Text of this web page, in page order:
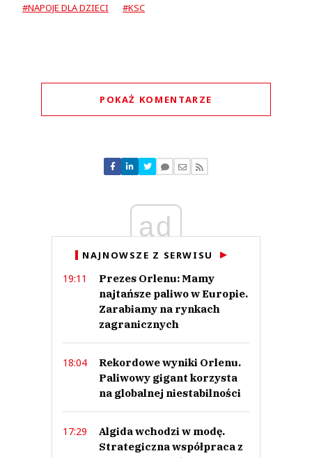
#NAPOJE DLA DZIECI
#KSC
POKAŻ KOMENTARZE
Iwona.
30.06.2021 / 14:38
This comment was minimized by the moderator on the site
Chętnie będę kupować te soczki. Z niecierpliwością szukam ich na
sklepowych półkach!
Iwona.
Odpowiedz
0
28.06.2021 / 15:05
ad
NAJNOWSZE Z SERWISU
19:11
Prezes Orlenu: Mamy
najtańsze paliwo w Europie.
Zarabiamy na rynkach
zagranicznych
18:04
Rekordowe wyniki Orlenu.
Paliwowy gigant korzysta
na globalnej niestabilności
17:29
Algida wchodzi w modę.
Strategiczna współpraca z